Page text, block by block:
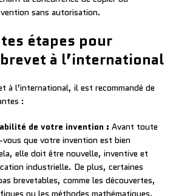
sans autorisation.
étapes pour
à l’international
à l’international, il est recommandé de
:
de votre invention : Avant toute
vous que votre invention est bien
elle doit être nouvelle, inventive et
industrielle. De plus, certaines
brevetables, comme les découvertes,
ou les méthodes mathématiques.